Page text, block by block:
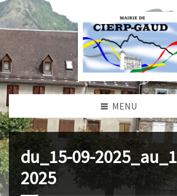
MENU
du_15-09-
2025